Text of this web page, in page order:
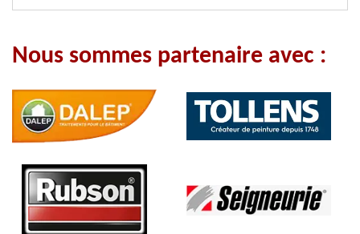
Nous sommes partenaire avec :